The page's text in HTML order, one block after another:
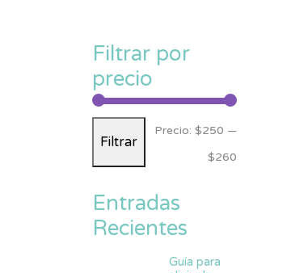
Filtrar por
precio
Precio
mínimo
Precio
máximo
Filtrar
Precio: $250 —
$260
Entradas
Recientes
Guía para